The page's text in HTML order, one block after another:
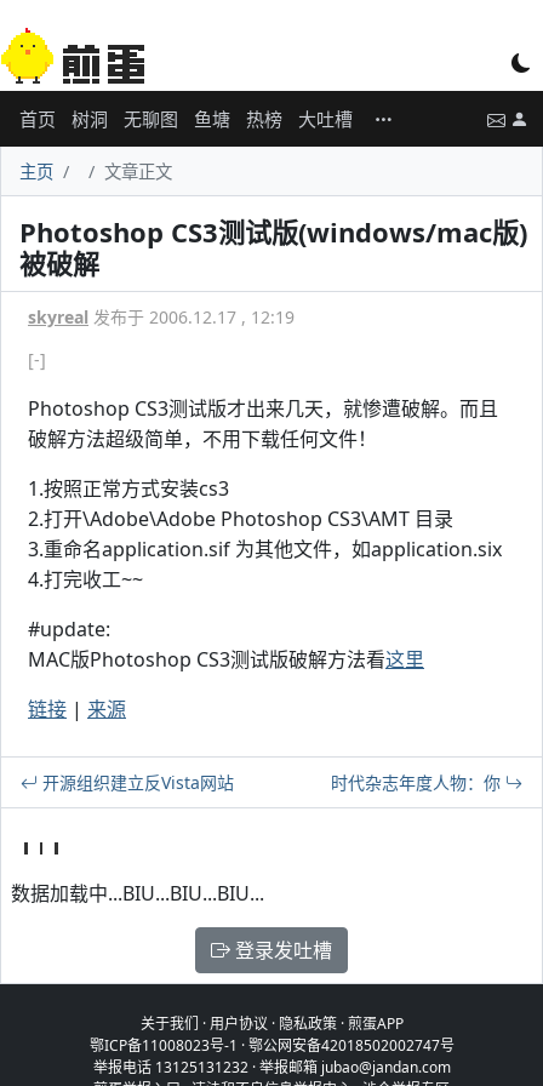
首页 树洞 无聊图 鱼塘 热榜 大吐槽
主页 文章正文
Photoshop CS3测试版(windows/mac版)
被破解
skyreal 发布于 2006.12.17 , 12:19
[-]
Photoshop CS3测试版才出来几天，就惨遭破解。而且
破解方法超级简单，不用下载任何文件！
1.按照正常方式安装cs3
2.打开\Adobe\Adobe Photoshop CS3\AMT 目录
3.重命名application.sif 为其他文件，如application.six
4.打完收工~~
#update:
MAC版Photoshop CS3测试版破解方法看这里
链接 | 来源
开源组织建立反Vista网站 时代杂志年度人物：你
数据加载中...BIU...BIU...BIU...
登录发吐槽
关于我们 ·用户协议 · 隐私政策·煎蛋APP
鄂ICP备11008023号-1 ·鄂公网安备42018502002747号
举报电话 13125131232 · 举报邮箱 jubao@jandan.com